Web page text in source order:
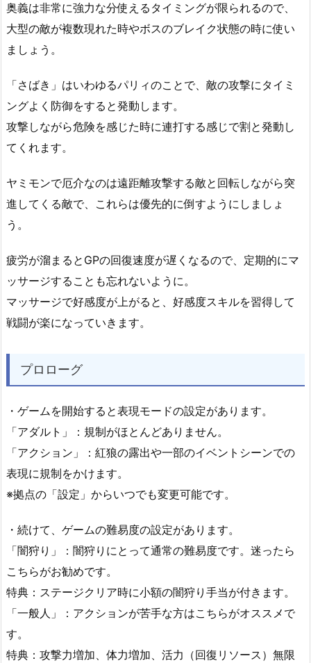
奥義は非常に強力な分使えるタイミングが限られるので、
大型の敵が複数現れた時やボスのブレイク状態の時に使い
ましょう。
「さばき」はいわゆるパリィのことで、敵の攻撃にタイミ
ングよく防御をすると発動します。
攻撃しながら危険を感じた時に連打する感じで割と発動し
てくれます。
ヤミモンで厄介なのは遠距離攻撃する敵と回転しながら突
進してくる敵で、これらは優先的に倒すようにしましょ
う。
疲労が溜まるとGPの回復速度が遅くなるので、定期的にマ
ッサージすることも忘れないように。
マッサージで好感度が上がると、好感度スキルを習得して
戦闘が楽になっていきます。
プロローグ
・ゲームを開始すると表現モードの設定があります。
「アダルト」：規制がほとんどありません。
「アクション」：紅狼の露出や一部のイベントシーンでの
表現に規制をかけます。
※拠点の「設定」からいつでも変更可能です。
・続けて、ゲームの難易度の設定があります。
「闇狩り」：闇狩りにとって通常の難易度です。迷ったら
こちらがお勧めです。
特典：ステージクリア時に小額の闇狩り手当が付きます。
「一般人」：アクションが苦手な方はこちらがオススメで
す。
特典：攻撃力増加、体力増加、活力（回復リソース）無限